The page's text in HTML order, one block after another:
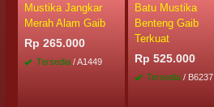
Mustika Jangkar
Merah Alam Gaib
Rp 265.000
Tersedia / A1449
Batu Mustika
Benteng Gaib
Terkuat
Rp 525.000
Tersedia / B6237